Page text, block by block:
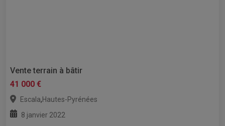
Vente terrain à bâtir
41 000 €
Escala,Hautes-Pyrénées
8 janvier 2022